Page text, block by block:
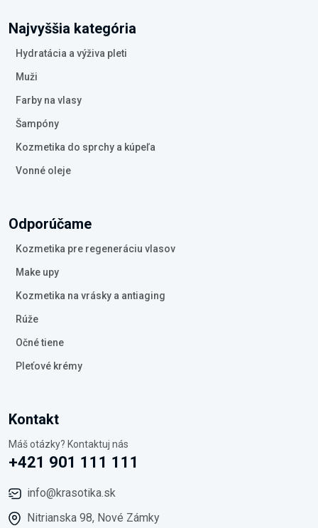
Najvyššia kategória
Hydratácia a výživa pleti
Muži
Farby na vlasy
Šampóny
Kozmetika do sprchy a kúpeľa
Vonné oleje
Odporúčame
Kozmetika pre regeneráciu vlasov
Make upy
Kozmetika na vrásky a antiaging
Rúže
Očné tiene
Pleťové krémy
Kontakt
Máš otázky? Kontaktuj nás
+421 901 111 111
info@krasotika.sk
Nitrianska 98, Nové Zámky